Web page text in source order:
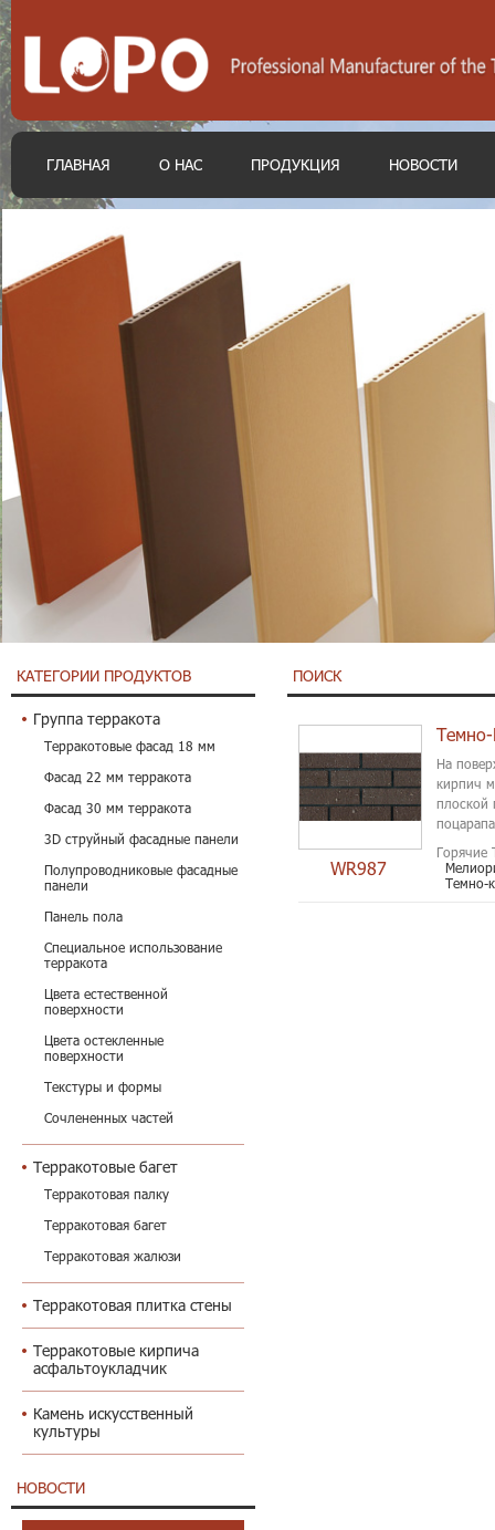
ГЛАВНАЯ О НАС ПРОДУКЦИЯ НОВОСТИ
КАТЕГОРИИ ПРОДУКТОВ
Группа терракота
Терракотовые фасад 18 мм
Фасад 22 мм терракота
Фасад 30 мм терракота
3D струйный фасадные панели
Полупроводниковые фасадные
панели
Панель пола
Специальное использование
терракота
Цвета естественной
поверхности
Цвета остекленные
поверхности
Текстуры и формы
Сочлененных частей
Терракотовые багет
Терракотовая палку
Терракотовая багет
Терракотовая жалюзи
Терракотовая плитка стены
Терракотовые кирпича
асфальтоукладчик
Камень искусственный
культуры
НОВОСТИ
ПОИСК
WR987
На
кирпич
плоской
Горячие
Темно-